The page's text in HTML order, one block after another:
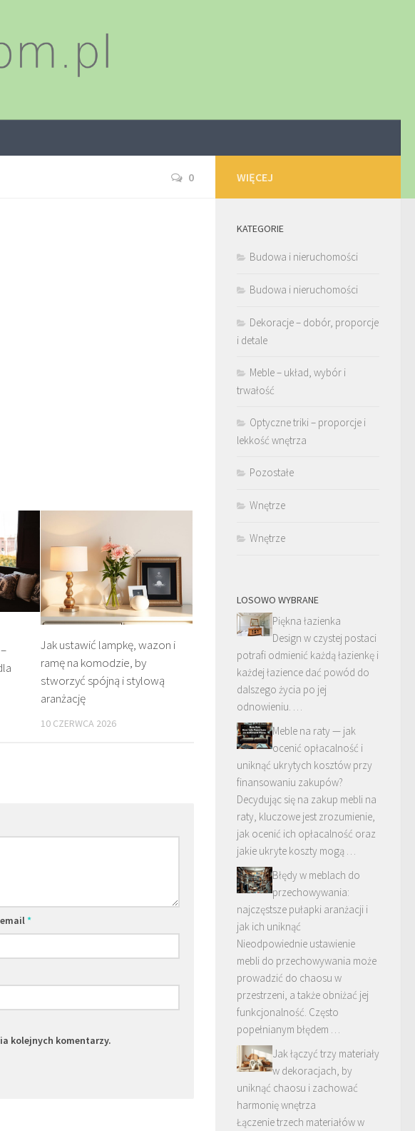
0
Jak ustawić lampkę, wazon i
ramę na komodzie, by
stworzyć spójną i stylową
aranżację
10 CZERWCA 2026
email*
kolejnych komentarzy.
WIĘCEJ
KATEGORIE
Budowa i nieruchomości
Budowa i nieruchomości
Dekoracje – dobór, proporcje
i detale
Meble – układ, wybór i
trwałość
Optyczne triki – proporcje i
lekkość wnętrza
Pozostałe
Wnętrze
Wnętrze
LOSOWO WYBRANE
Piękna łazienka
Design w czystej postaci
potrafi odmienić każdą łazienkę i
każdej łazience dać powód do
dalszego życia po jej
odnowieniu. …
Meble na raty — jak
ocenić opłacalność i
uniknąć ukrytych kosztów przy
finansowaniu zakupów?
Decydując się na zakup mebli na
raty, kluczowe jest zrozumienie,
jak ocenić ich opłacalność oraz
jakie ukryte koszty mogą …
Błędy w meblach do
przechowywania:
najczęstsze pułapki aranżacji i
jak ich uniknąć
Nieodpowiednie ustawienie
mebli do przechowywania może
prowadzić do chaosu w
przestrzeni, a także obniżać jej
funkcjonalność. Często
popełnianym błędem …
Jak łączyć trzy materiały
w dekoracjach, by
uniknąć chaosu i zachować
harmonię wnętrza
Łączenie trzech materiałów w